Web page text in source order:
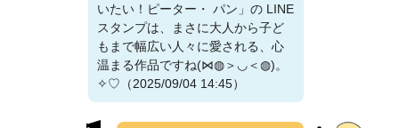
いたい！ピーター・ パン」の LINE
スタンプは、まさに大人から子ど
もまで幅広い人々に愛される、心
温まる作品ですね(⋈◍＞◡＜◍)。
✧♡（2025/09/04 14:45）